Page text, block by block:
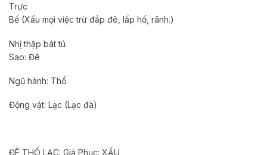
Trực
Bế (Xấu mọi việc trừ đắp đê, lấp hố, rãnh.)
Nhị thập bát tú
Sao: Đê
Ngũ hành: Thổ
Động vật: Lạc (Lạc đà)
ĐÊ THỔ LẠC: Giả Phục: XẤU